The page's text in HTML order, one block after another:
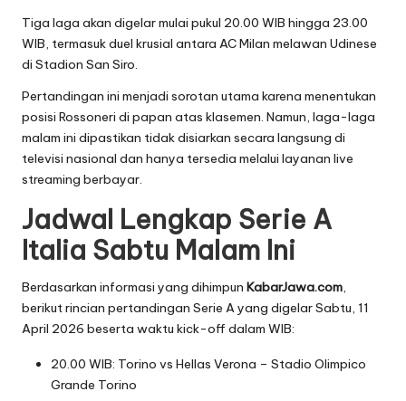
Tiga laga akan digelar mulai pukul 20.00 WIB hingga 23.00
WIB, termasuk duel krusial antara AC Milan melawan Udinese
di Stadion San Siro.
Pertandingan ini menjadi sorotan utama karena menentukan
posisi Rossoneri di papan atas klasemen. Namun, laga-laga
malam ini dipastikan tidak disiarkan secara langsung di
televisi nasional dan hanya tersedia melalui layanan live
streaming berbayar.
Jadwal Lengkap Serie A
Italia Sabtu Malam Ini
Berdasarkan informasi yang dihimpun KabarJawa.com,
berikut rincian pertandingan Serie A yang digelar Sabtu, 11
April 2026 beserta waktu kick-off dalam WIB:
20.00 WIB: Torino vs Hellas Verona – Stadio Olimpico
Grande Torino